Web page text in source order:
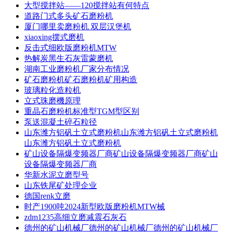
大型搅拌站——120搅拌站有何特点
道路门式多头矿石磨粉机
厦门哪里卖磨粉机 双层汉堡机
xiaoxing摆式磨机
反击式细欧版磨粉机MTW
热解炭黑生石灰雷蒙磨机
湖南工业磨粉机厂家分布情况
矿石磨粉机矿石磨粉机矿用构造
玻璃粒化造粒机
立式珠磨機原理
重晶石磨粉机标准型TGM型区别
泵送混凝土碎石粒径
山东潍方铝矾土立式磨粉机山东潍方铝矾土立式磨粉机
山东潍方铝矾土立式磨粉机
矿山设备隔爆变频器厂商矿山设备隔爆变频器厂商矿山
设备隔爆变频器厂商
华新水泥立磨型号
山东铁尾矿处理企业
德国renk立磨
时产1900吨2024新型欧版磨粉机MTW械
zdm1235高细立磨减震石灰石
德州的矿山机械厂德州的矿山机械厂德州的矿山机械厂